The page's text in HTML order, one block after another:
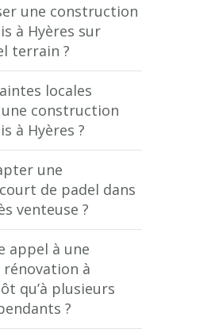
une construction
à Hyères sur
terrain ?
locales
construction
à Hyères ?
une
de padel dans
venteuse ?
appel à une
à
qu’à plusieurs
?